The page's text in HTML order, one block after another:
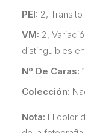
PEI: 2,
VM: 2,
distinguibles
Nº De Caras:
Colección:
Nota: El color